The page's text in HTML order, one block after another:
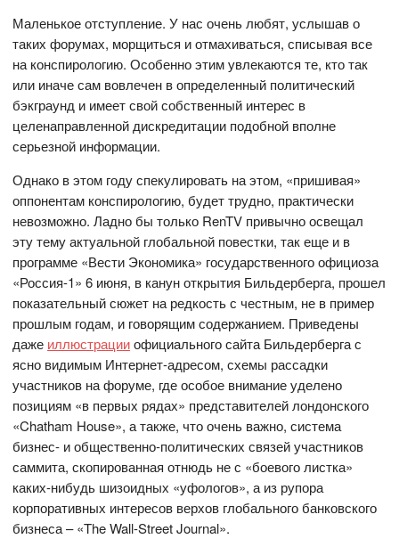
Маленькое отступление. У нас очень любят, услышав о
таких форумах, морщиться и отмахиваться, списывая все
на конспирологию. Особенно этим увлекаются те, кто так
или иначе сам вовлечен в определенный политический
бэкграунд и имеет свой собственный интерес в
целенаправленной дискредитации подобной вполне
серьезной информации.
Однако в этом году спекулировать на этом, «пришивая»
оппонентам конспирологию, будет трудно, практически
невозможно. Ладно бы только RenTV привычно освещал
эту тему актуальной глобальной повестки, так еще и в
программе «Вести Экономика» государственного официоза
«Россия-1» 6 июня, в канун открытия Бильдерберга, прошел
показательный сюжет на редкость с честным, не в пример
прошлым годам, и говорящим содержанием. Приведены
даже иллюстрацииофициального сайта Бильдерберга с
ясно видимым Интернет-адресом, схемы рассадки
участников на форуме, где особое внимание уделено
позициям «в первых рядах» представителей лондонского
«Chatham House», а также, что очень важно, система
бизнес- и общественно-политических связей участников
саммита, скопированная отнюдь не с «боевого листка»
каких-нибудь шизоидных «уфологов», а из рупора
корпоративных интересов верхов глобального банковского
бизнеса – «The Wall-Street Journal».